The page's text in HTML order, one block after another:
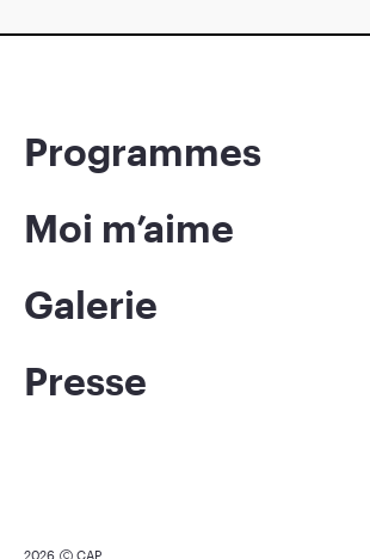
Programmes
Moi m’aime
Galerie
Presse
2026 CAP